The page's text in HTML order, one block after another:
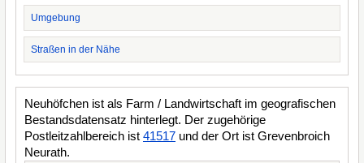
Umgebung
Straßen in der Nähe
Neuhöfchen ist als Farm / Landwirtschaft im geografischen
Bestandsdatensatz hinterlegt. Der zugehörige
Postleitzahlbereich ist 41517 und der Ort ist Grevenbroich
Neurath.